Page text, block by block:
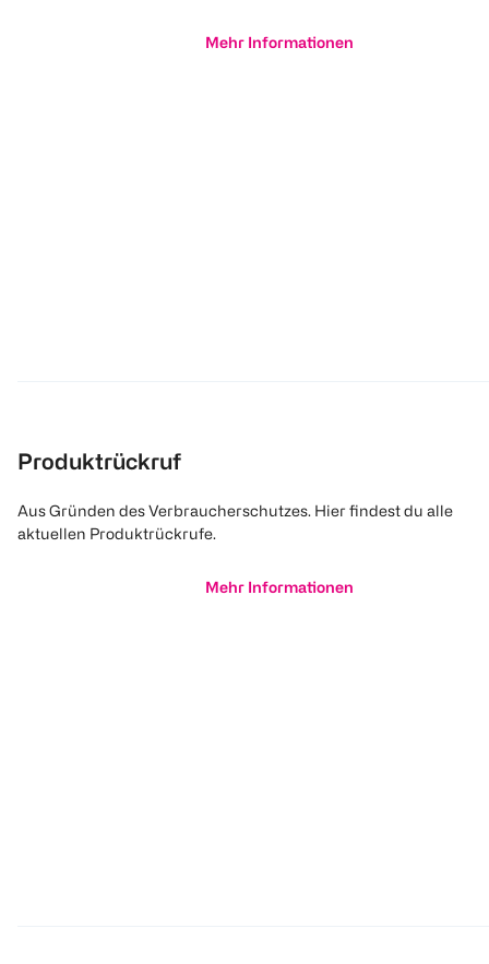
Mehr Informationen
Produktrückruf
Aus Gründen des Verbraucherschutzes. Hier findest du alle
aktuellen Produktrückrufe.
Mehr Informationen